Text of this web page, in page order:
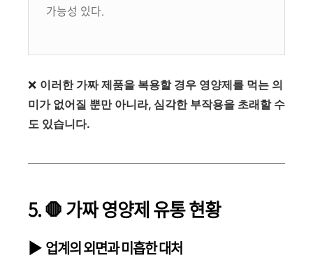
가능성 있다.
❌️ 이러한 가짜 제품을 복용할 경우 영양제를 먹는 의
미가 없어질 뿐만 아니라, 심각한 부작용을 초래할 수
도 있습니다.
5. 🛑 가짜 영양제 유통 현황
▶ 업계의 외면과 미흡한 대처